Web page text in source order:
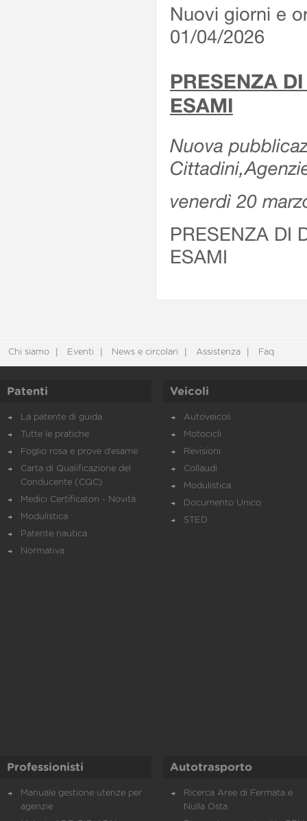
Nuovi giorni e
01/04/2026
PRESENZA
ESAMI
Nuova
venerdì 20
PRESENZA DI
ESAMI
Chi siamo Eventi News e circolari Assistenza Faq
Patenti
La patente di guida
Tutte le pratiche
Foglio rosa e prove d’esame
Carta di Qualificazione del
Conducente (CQC)
Medici Certificatori - Novità
Modulistica
Patente nautica
Normativa
Veicoli
Autoveicoli
Motocicli
Revisioni
Collaudi
Modulistica
Documento Unico
STED
Professionisti
Manuale gestione utenze per
agenzie
Autotrasporto
Ricerca Aree di Fermata e
Nulla Osta